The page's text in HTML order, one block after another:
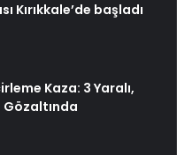
Kırıkkale’de başladı
Kaza: 3 Yaralı,